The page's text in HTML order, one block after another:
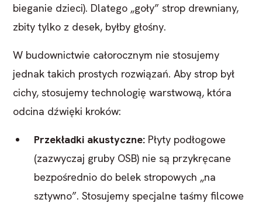
bieganie dzieci). Dlatego „goły” strop drewniany,
zbity tylko z desek, byłby głośny.
W budownictwie całorocznym nie stosujemy
jednak takich prostych rozwiązań. Aby strop był
cichy, stosujemy technologię warstwową, która
odcina dźwięki kroków:
Przekładki akustyczne: Płyty podłogowe
(zazwyczaj gruby OSB) nie są przykręcane
bezpośrednio do belek stropowych „na
sztywno”. Stosujemy specjalne taśmy filcowe